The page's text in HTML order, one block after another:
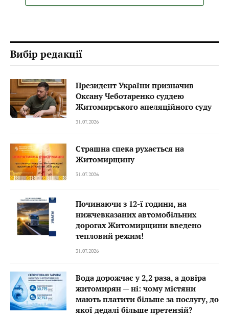
Вибір редакції
Президент України призначив
Оксану Чеботаренко суддею
Житомирського апеляційного суду
31.07.2026
Страшна спека рухається на
Житомирщину
31.07.2026
Починаючи з 12-ї години, на
нижчевказаних автомобільних
дорогах Житомирщини введено
тепловий режим!
31.07.2026
Вода дорожчає у 2,2 раза, а довіра
житомирян — ні: чому містяни
мають платити більше за послугу, до
якої дедалі більше претензій?